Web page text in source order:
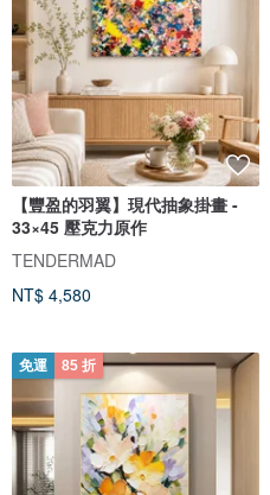
【豐盈的羽翼】現代抽象掛畫 -
33×45 壓克力原作
TENDERMAD
NT$ 4,580
免運 85 折